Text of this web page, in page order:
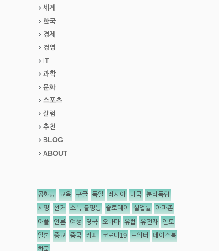
세계
한국
경제
경영
IT
과학
문화
스포츠
칼럼
추천
BLOG
ABOUT
공화당 교육 구글 독일 러시아 미국 분리독립
서평 선거 소득 불평등 슬로데이 실업률 아마존
애플 언론 여성 영국 오바마 유럽 유전자 인도
일본 종교 중국 커피 코로나19 트위터 페이스북
한국